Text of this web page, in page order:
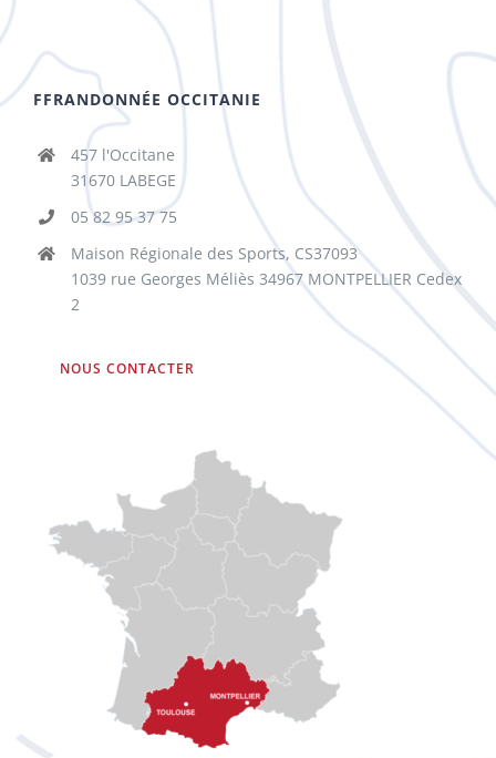
FFRANDONNÉE OCCITANIE
457 l'Occitane
31670 LABEGE
05 82 95 37 75
Maison Régionale des Sports, CS37093
1039 rue Georges Méliès 34967 MONTPELLIER Cedex
2
NOUS CONTACTER